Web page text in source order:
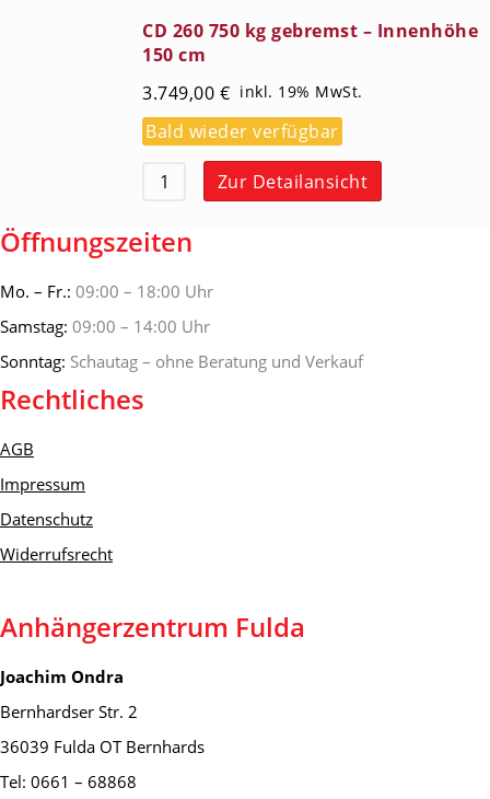
CD 260 750 kg gebremst – Innenhöhe
150 cm
3.749,00 € inkl. 19% MwSt.
Bald wieder verfügbar
Zur Detailansicht
Öffnungszeiten
Mo. – Fr.: 09:00 – 18:00 Uhr
Samstag: 09:00 – 14:00 Uhr
Sonntag: Schautag – ohne Beratung und Verkauf
Rechtliches
AGB
Impressum
Datenschutz
Widerrufsrecht
Anhängerzentrum Fulda
Joachim Ondra
Bernhardser Str. 2
36039 Fulda OT Bernhards
Tel: 0661 – 68868